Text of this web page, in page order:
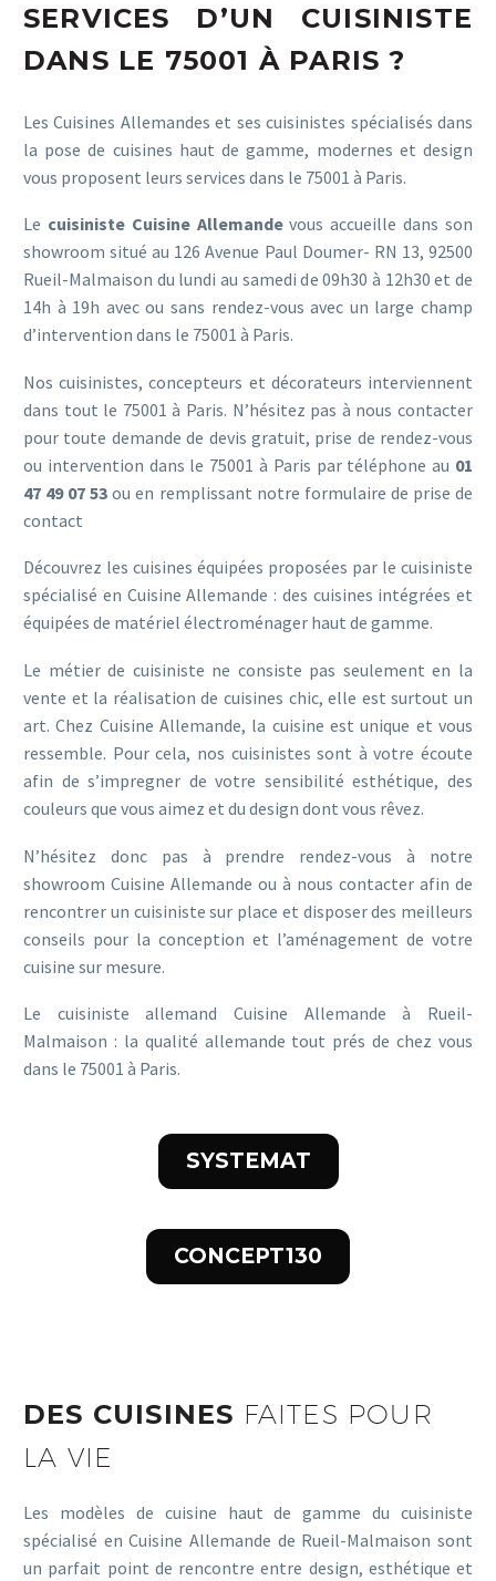
SERVICES D’UN CUISINISTE
DANS LE 75001 À PARIS ?
Les Cuisines Allemandes et ses cuisinistes spécialisés dans
la pose de cuisines haut de gamme, modernes et design
vous proposent leurs services dans le 75001 à Paris.
Le cuisiniste Cuisine Allemandevous accueille dans son
showroom situé au 126 Avenue Paul Doumer- RN 13, 92500
Rueil-Malmaison du lundi au samedi de 09h30 à 12h30 et de
14h à 19h avec ou sans rendez-vous avec un large champ
d’intervention dans le 75001 à Paris.
Nos cuisinistes, concepteurs et décorateurs interviennent
dans tout le 75001 à Paris. N’hésitez pas à nous contacter
pour toute demande de devis gratuit, prise de rendez-vous
ou intervention dans le 75001 à Paris par téléphone au 01
47 49 07 53 ou en remplissant notre formulaire de prise de
contact
Découvrez les cuisines équipées proposées par le cuisiniste
spécialisé en Cuisine Allemande : des cuisines intégrées et
équipées de matériel électroménager haut de gamme.
Le métier de cuisiniste ne consiste pas seulement en la
vente et la réalisation de cuisines chic, elle est surtout un
art. Chez Cuisine Allemande, la cuisine est unique et vous
ressemble. Pour cela, nos cuisinistes sont à votre écoute
afin de s’impregner de votre sensibilité esthétique, des
couleurs que vous aimez et du design dont vous rêvez.
N’hésitez donc pas à prendre rendez-vous à notre
showroom Cuisine Allemande ou à nous contacter afin de
rencontrer un cuisiniste sur place et disposer des meilleurs
conseils pour la conception et l’aménagement de votre
cuisine sur mesure.
Le cuisiniste allemand Cuisine Allemande à Rueil-
Malmaison : la qualité allemande tout prés de chez vous
dans le 75001 à Paris.
SYSTEMAT
CONCEPT130
DES CUISINES FAITES POUR
LA VIE
Les modèles de cuisine haut de gamme du cuisiniste
spécialisé en Cuisine Allemande de Rueil-Malmaison sont
un parfait point de rencontre entre design, esthétique et